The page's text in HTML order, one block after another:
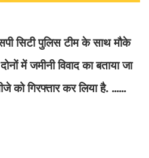
सिटी पुलिस टीम के साथ मौके
में जमीनी विवाद का बताया जा
को गिरफ्तार कर लिया है. ......